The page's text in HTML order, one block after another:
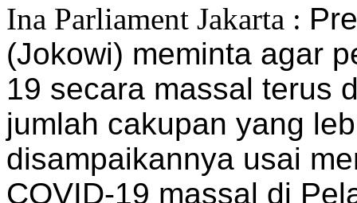
Ina Parliament Jakarta :
(Jokowi) meminta agar
19 secara massal terus
jumlah cakupan yang
disampaikannya usai
COVID-19 massal di